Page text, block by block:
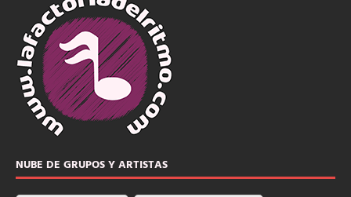
NUBE DE GRUPOS Y ARTISTAS